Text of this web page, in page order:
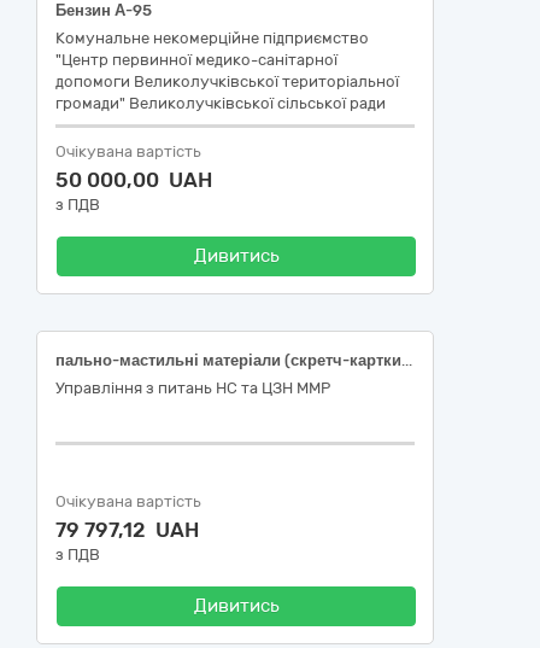
Бензин А-95
Комунальне некомерційне підприємство
"Центр первинної медико-санітарної
допомоги Великолучківської територіальної
громади" Великолучківської сільської ради
Очікувана вартість
50 000,00 UAH
з ПДВ
Дивитись
пально-мастильні матеріали (скретч-картки/ талони/ паливні картки), а саме бензин автомобільний А-95-Євро5-Е7 (Е5 або Е10) згідно з ДСТУ 7687:2015
Управління з питань НС та ЦЗН ММР
Очікувана вартість
79 797,12 UAH
з ПДВ
Дивитись